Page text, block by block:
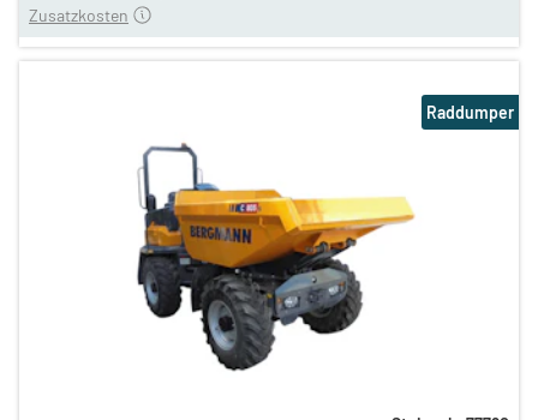
Zusatzkosten
Raddumper